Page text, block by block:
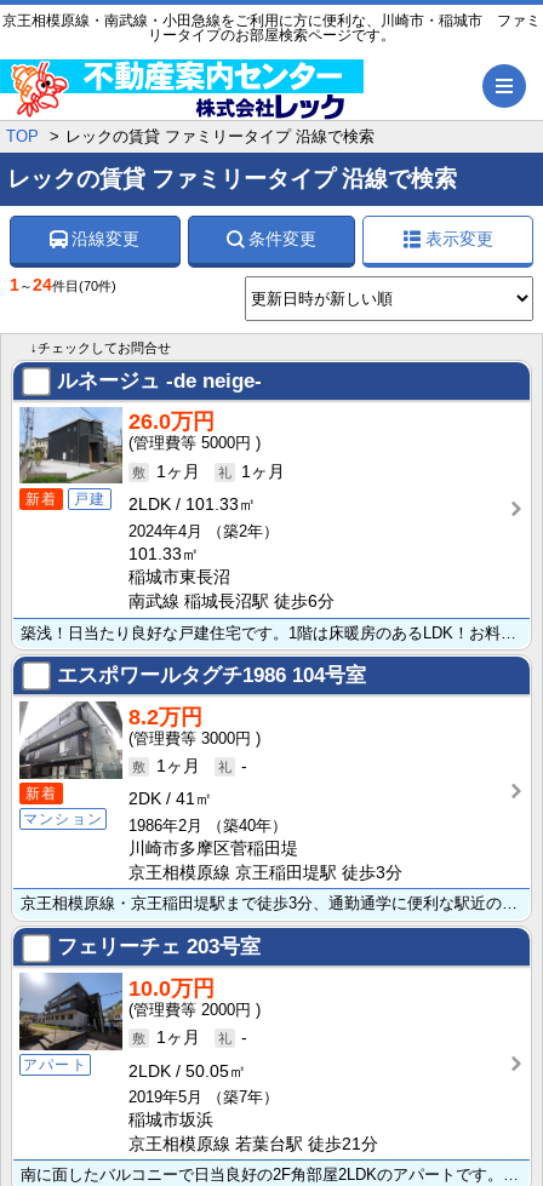
京王相模原線・南武線・小田急線をご利用に方に便利な、川崎市・稲城市 ファミ
リータイプのお部屋検索ページです。
TOP レックの賃貸 ファミリータイプ 沿線で検索
レックの賃貸 ファミリータイプ 沿線で検索
沿線変更 条件変更 表示変更
1～24件目 (70件)
↓チェックしてお問合せ
ルネージュ -de neige-
新着 戸建
26.0万円
5000円
1ヶ月
1ヶ月
2LDK
101.33㎡
2024年4月
（築2年）
101.33㎡
稲城市東長沼
南武線 稲城長沼駅 徒歩6分
築浅！日当たり良好な戸建住宅です。1階は床暖房のあるLDK！お料理好きの主婦あこがれの3口コンロを備･･･
エスポワールタグチ1986 104号室
新着
マンション
8.2万円
3000円
1ヶ月
-
2DK
41㎡
1986年2月
（築40年）
川崎市多摩区菅稲田堤
京王相模原線 京王稲田堤駅 徒歩3分
京王相模原線・京王稲田堤駅まで徒歩3分、通勤通学に便利な駅近の賃貸マンション！大切な家族であるペット･･･
フェリーチェ 203号室
アパート
10.0万円
2000円
1ヶ月
-
2LDK
50.05㎡
2019年5月
（築7年）
稲城市坂浜
京王相模原線 若葉台駅 徒歩21分
南に面したバルコニーで日当良好の2F角部屋2LDKのアパートです。ペット可能物件です（敷金2ヶ月)。･･･